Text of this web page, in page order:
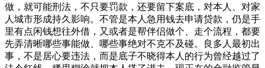
做，就可能刑法，不只要罚款，还要留下案底，对本人、对家
人城市形成持久影响。不管是本人急用钱去申请贷款，仍是手
里有点闲钱想往外借，又或者是帮伴侣做个、走个流程，都要
先弄清晰哪些事能做、哪些事绝对不克不及碰。良多人最初出
事，不是居心要违法，而是底子不晓得本人的行为曾经越过了